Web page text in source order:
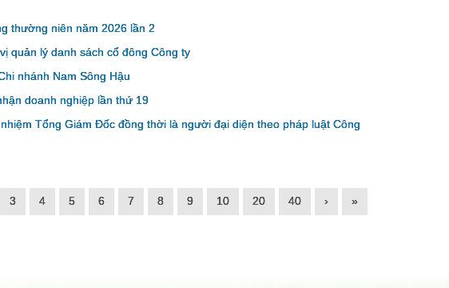
thường niên năm 2026 lần 2
quản lý danh sách cổ đông Công ty
nhánh Nam Sông Hậu
doanh nghiệp lần thứ 19
Tổng Giám Đốc đồng thời là người đại diện theo pháp luật Công
3 4 5 6 7 8 9 10 20 40 › »